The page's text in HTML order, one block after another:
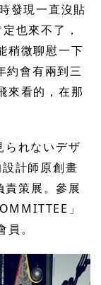
發現一直沒貼
也來不了，
稍微聊慰一下
約會有兩到三
來看的，在那
られないデザ
計師原創畫
策展。參展
」
。